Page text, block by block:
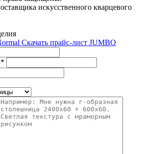
искусственного кварцевого
Скачать прайс-лист JUMBO
*